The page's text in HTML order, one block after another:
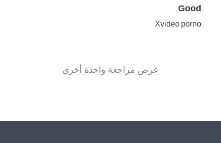
Good
Xvideo porno
عرض مراجعة واحدة أخرى